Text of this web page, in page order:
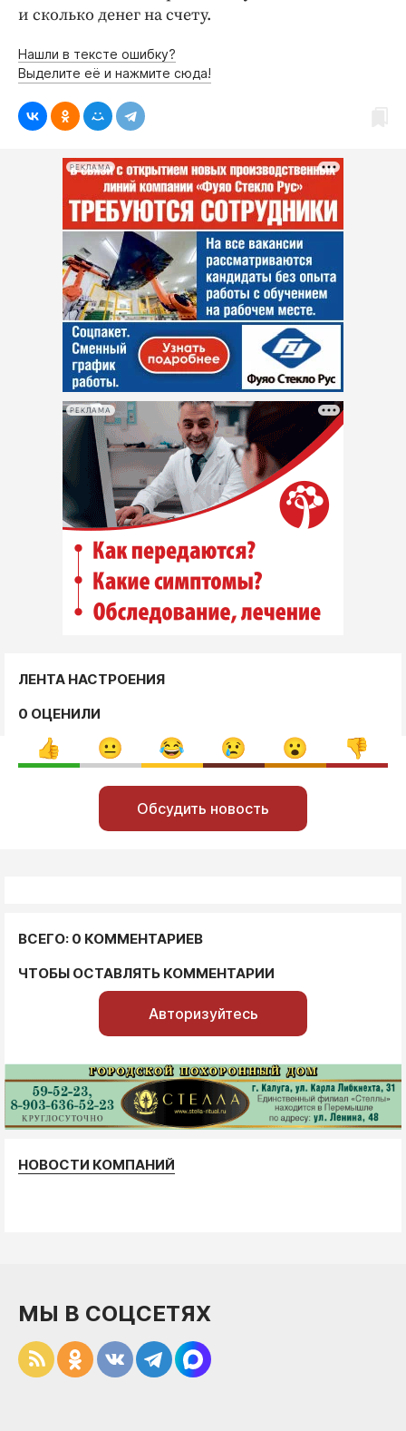
и сколько денег на счету.
Нашли в тексте ошибку?
Выделите её и нажмите сюда!
РЕКЛАМА
РЕКЛАМА
ЛЕНТА НАСТРОЕНИЯ
0 ОЦЕНИЛИ
Обсудить новость
ВСЕГО: 0 КОММЕНТАРИЕВ
ЧТОБЫ ОСТАВЛЯТЬ КОММЕНТАРИИ
Авторизуйтесь
НОВОСТИ КОМПАНИЙ
МЫ В СОЦСЕТЯХ